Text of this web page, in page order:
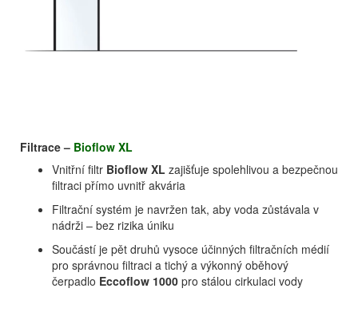
Filtrace – Bioflow XL
Vnitřní filtr Bioflow XL zajišťuje spolehlivou a bezpečnou
filtraci přímo uvnitř akvária
Filtrační systém je navržen tak, aby voda zůstávala v
nádrži – bez rizika úniku
Součástí je pět druhů vysoce účinných filtračních médií
pro správnou filtraci a tichý a výkonný oběhový
čerpadlo Eccoflow 1000 pro stálou cirkulaci vody